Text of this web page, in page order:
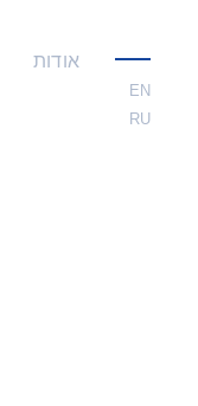
to
toggle
אודות
EN
RU